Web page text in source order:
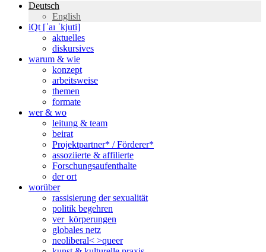
Deutsch
English
iQt [ˈaɪ ˈkjuti]
aktuelles
diskursives
warum & wie
konzept
arbeitsweise
themen
formate
wer & wo
leitung & team
beirat
Projektpartner* / Förderer*
assoziierte & affilierte
Forschungsaufenthalte
der ort
worüber
rassisierung der sexualität
politik begehren
ver_körperungen
globales netz
neoliberal< >queer